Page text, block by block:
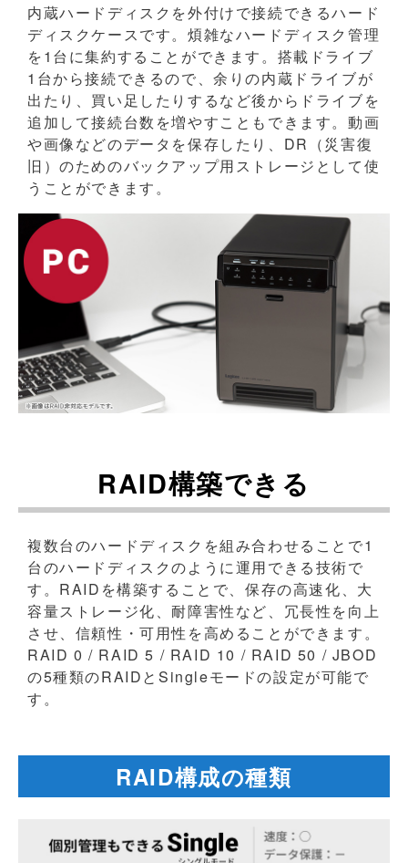
内蔵ハードディスクを外付けで接続できるハード
ディスクケースです。煩雑なハードディスク管理
を1台に集約することができます。搭載ドライブ
1台から接続できるので、余りの内蔵ドライブが
出たり、買い足したりするなど後からドライブを
追加して接続台数を増やすこともできます。動画
や画像などのデータを保存したり、DR（災害復
旧）のためのバックアップ用ストレージとして使
うことができます。
RAID構築できる
複数台のハードディスクを組み合わせることで1
台のハードディスクのように運用できる技術で
す。RAIDを構築することで、保存の高速化、大
容量ストレージ化、耐障害性など、冗長性を向上
させ、信頼性・可用性を高めることができます。
RAID 0 / RAID 5 / RAID 10 / RAID 50 / JBOD
の5種類のRAIDとSingleモードの設定が可能で
す。
RAID構成の種類